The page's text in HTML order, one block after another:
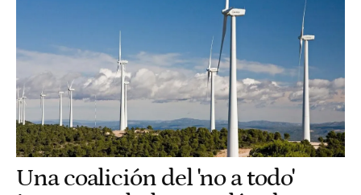
Una coalición del 'no a todo'